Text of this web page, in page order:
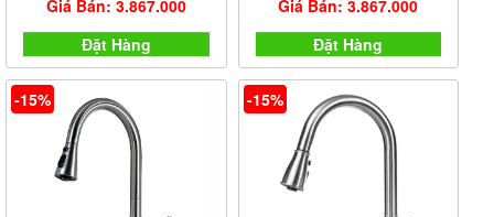
Giá Bán: 3.867.000
Đặt Hàng
Giá Bán: 3.867.000
Đặt Hàng
-15% -15%